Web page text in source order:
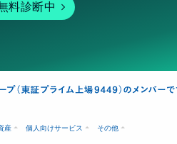
料診断中
産 個人向けサービス その他